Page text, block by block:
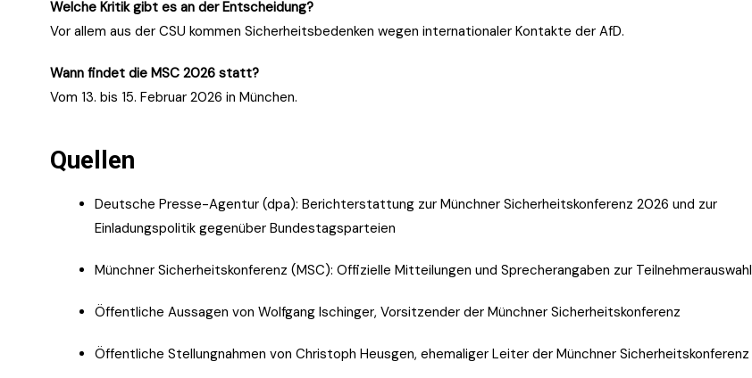
Welche Kritik gibt es an der Entscheidung?
Vor allem aus der CSU kommen Sicherheitsbedenken wegen internationaler Kontakte der AfD.
Wann findet die MSC 2026 statt?
Vom 13. bis 15. Februar 2026 in München.
Quellen
Deutsche Presse-Agentur (dpa): Berichterstattung zur Münchner Sicherheitskonferenz 2026 und zur
Einladungspolitik gegenüber Bundestagsparteien
Münchner Sicherheitskonferenz (MSC): Offizielle Mitteilungen und Sprecherangaben zur Teilnehmerauswahl
Öffentliche Aussagen von Wolfgang Ischinger, Vorsitzender der Münchner Sicherheitskonferenz
Öffentliche Stellungnahmen von Christoph Heusgen, ehemaliger Leiter der Münchner Sicherheitskonferenz